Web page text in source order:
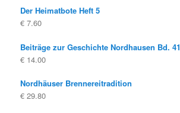
Der Heimatbote Heft 5
€ 7.60
Beiträge zur Geschichte Nordhausen Bd. 41
€ 14.00
Nordhäuser Brennereitradition
€ 29.80